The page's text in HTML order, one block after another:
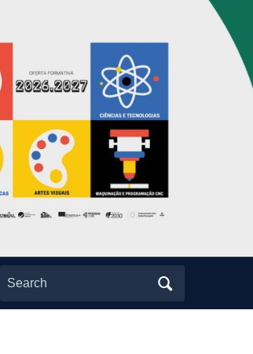
Search
for: